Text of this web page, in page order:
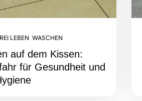
LEBEN WASCHEN
auf dem Kissen:
für Gesundheit und